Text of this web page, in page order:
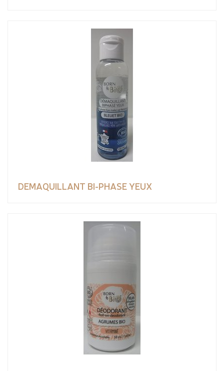
DEMAQUILLANT BI-PHASE YEUX